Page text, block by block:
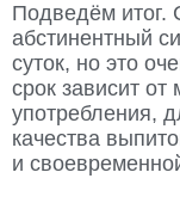
Подведём итог.
абстинентный
суток, но это
срок зависит
употребления,
качества
и